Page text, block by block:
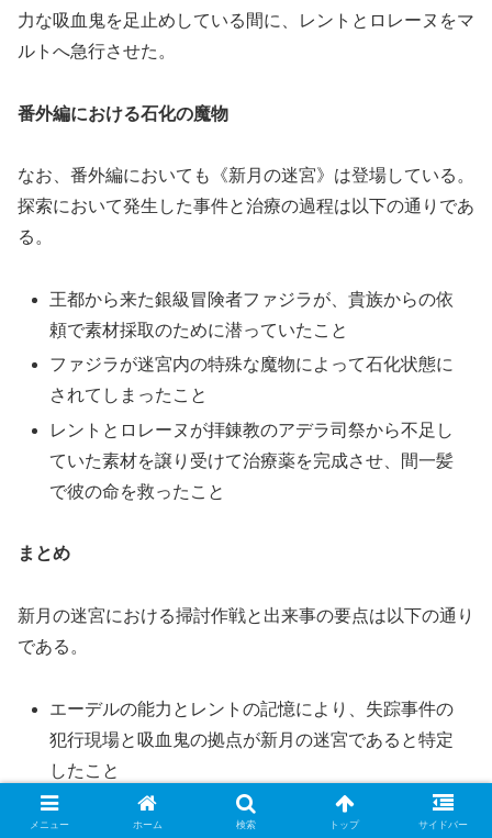
力な吸血鬼を足止めしている間に、レントとロレーヌをマ
ルトへ急行させた。
番外編における石化の魔物
なお、番外編においても《新月の迷宮》は登場している。
探索において発生した事件と治療の過程は以下の通りであ
る。
王都から来た銀級冒険者ファジラが、貴族からの依
頼で素材採取のために潜っていたこと
ファジラが迷宮内の特殊な魔物によって石化状態に
されてしまったこと
レントとロレーヌが拝錬教のアデラ司祭から不足し
ていた素材を譲り受けて治療薬を完成させ、間一髪
で彼の命を救ったこと
まとめ
新月の迷宮における掃討作戦と出来事の要点は以下の通り
である。
エーデルの能力とレントの記憶により、失踪事件の
犯行現場と吸血鬼の拠点が新月の迷宮であると特定
したこと
精鋭部隊の突入により、生存していた新人冒険者の
メニュー ホーム 検索 トップ サイドバー